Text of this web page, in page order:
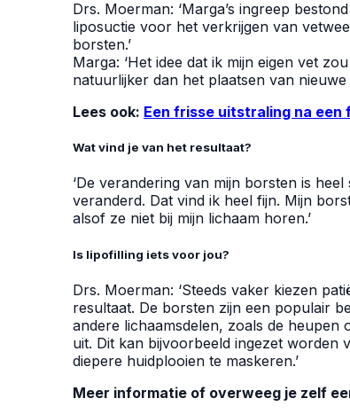
Drs. Moerman: ‘Marga’s ingreep
liposuctie voor het verkrijgen van
borsten.’
Marga: ‘Het idee dat ik mijn eigen vet
natuurlijker dan het plaatsen van nieuwe
Lees ook: Een frisse uitstraling na
Wat vind je van het resultaat?
‘De verandering van mijn borsten is
veranderd. Dat vind ik heel fijn. Mijn
alsof ze niet bij mijn lichaam horen.’
Is lipofilling iets voor jou?
Drs. Moerman: ‘Steeds vaker kiezen
resultaat. De borsten zijn een populair
andere lichaamsdelen, zoals de
uit. Dit kan bijvoorbeeld ingezet
diepere huidplooien te maskeren.’
Meer informatie of overweeg je zelf